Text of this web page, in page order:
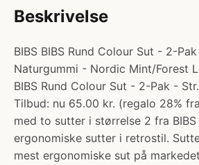
Beskrivelse
BIBS BIBS Rund Colour Sut - 2-
Naturgummi - Nordic Mint/Forest
BIBS Rund Colour Sut - 2-Pak -
Tilbud: nu 65.00 kr. (regalo 28%
med to sutter i størrelse 2 fra
ergonomiske sutter i retrostil.
mest ergonomiske sut på